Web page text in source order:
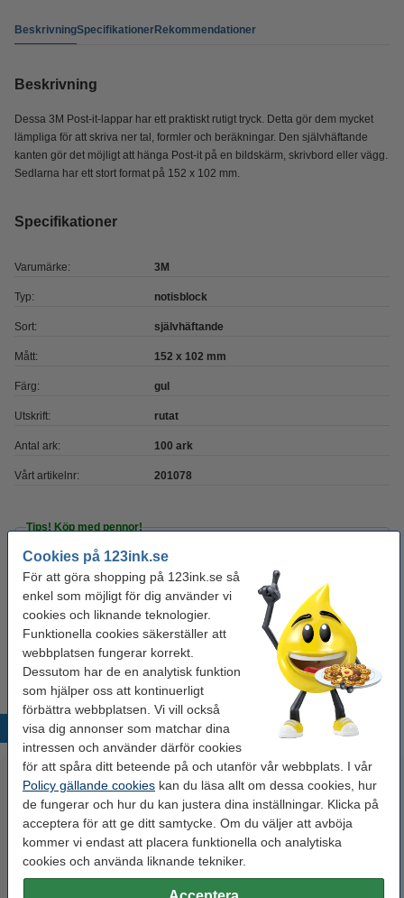
Cookies på 123ink.se
För att göra shopping på 123ink.se så
enkel som möjligt för dig använder vi
cookies och liknande teknologier.
Funktionella cookies säkerställer att
webbplatsen fungerar korrekt.
Dessutom har de en analytisk funktion
som hjälper oss att kontinuerligt
förbättra webbplatsen. Vi vill också
visa dig annonser som matchar dina
intressen och använder därför cookies
för att spåra ditt beteende på och utanför vår webbplats. I vår
Policy gällande cookies kan du läsa allt om dessa cookies, hur
de fungerar och hur du kan justera dina inställningar. Klicka på
acceptera för att ge ditt samtycke. Om du väljer att avböja
kommer vi endast att placera funktionella och analytiska
cookies och använda liknande tekniker.
BeskrivningSpecifikationerRekommendationer
Beskrivning
Dessa 3M Post-it-lappar har ett praktiskt rutigt tryck. Detta gör dem mycket
lämpliga för att skriva ner tal, formler och beräkningar. Den självhäftande
kanten gör det möjligt att hänga Post-it på en bildskärm, skrivbord eller vägg.
Sedlarna har ett stort format på 152 x 102 mm.
Specifikationer
Varumärke: 3M
Typ: notisblock
Sort: självhäftande
Mått: 152 x 102 mm
Färg: gul
Utskrift: rutat
Antal ark: 100 ark
Vårt artikelnr: 201078
Tips! Köp med pennor!
Bläckpenna | 123ink | gul | 10st
40 kr
Kulspetspenna | Pentel Energel BL107 | blå
Populära produkter